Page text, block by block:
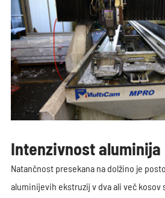
Intenzivnost aluminija
Natančnost presekana na dolžino je
aluminijevih ekstruzij v dva ali več kosov